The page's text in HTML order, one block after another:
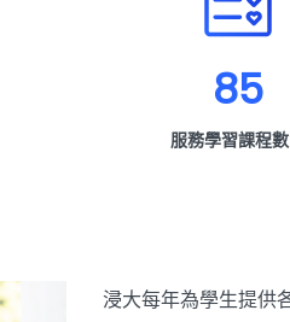
85
服務學習課程
浸大每年為學生提供